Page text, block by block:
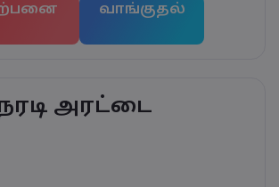
வாங்குதல்
அரட்டை